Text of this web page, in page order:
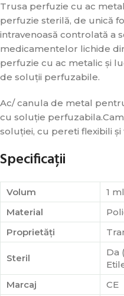
Trusa perfuzie cu ac
perfuzie sterilă, de unică
intravenoasă controlată a
medicamentelor lichide
perfuzie cu ac metalic și
de soluții perfuzabile.
Ac/ canula de metal
cu soluție
soluției, cu pereti flexibili
Specificații
Volum
1 ml
Material
Proprietăți
Steril
Da
Marcaj
CE